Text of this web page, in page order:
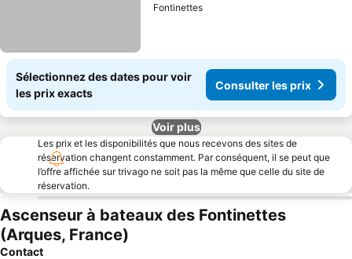
Fontinettes
Sélectionnez des dates pour voir
les prix exacts
Consulter les prix
Voir plus
Les prix et les disponibilités que nous recevons des sites de
réservation changent constamment. Par conséquent, il se peut que
l’offre affichée sur trivago ne soit pas la même que celle du site de
réservation.
Ascenseur à bateaux des Fontinettes
(Arques, France)
Contact